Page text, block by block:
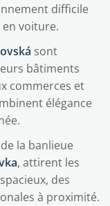
difficile
voiture.
sont
bâtiments
commerces et
élégance
de la banlieue
, attirent les
des
à proximité.